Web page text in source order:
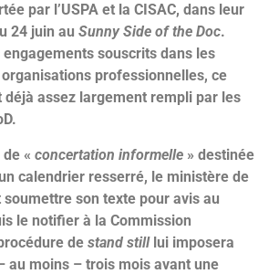
par l’USPA et la CISAC, dans leur
24 juin au Sunny Side of the Doc.
souscrits dans les
professionnelles, ce
déjà assez largement rempli par les
« concertation informelle » destinée
calendrier resserré, le ministère de
son texte pour avis au
le notifier à la Commission
de stand stilllui imposera
au moins – trois mois avant une